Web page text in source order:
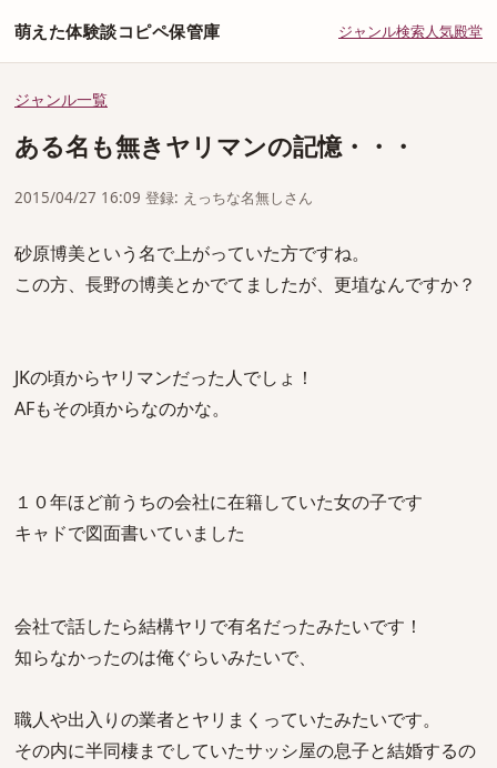
萌えた体験談コピペ保管庫 ジャンル検索人気殿堂
ジャンル一覧
ある名も無きヤリマンの記憶・・・
2015/04/27 16:09 登録: えっちな名無しさん
砂原博美という名で上がっていた方ですね。
この方、長野の博美とかでてましたが、更埴なんですか？
JKの頃からヤリマンだった人でしょ！
AFもその頃からなのかな。
１０年ほど前うちの会社に在籍していた女の子です
キャドで図面書いていました
会社で話したら結構ヤリで有名だったみたいです！
知らなかったのは俺ぐらいみたいで、
職人や出入りの業者とヤリまくっていたみたいです。
その内に半同棲までしていたサッシ屋の息子と結婚するの